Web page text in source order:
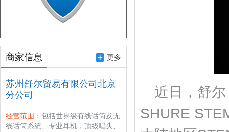
商家信息 更多
苏州舒尔贸易有限公司北京
分公司
经营范围： 包括世界级有线话筒及无
线话筒系统、专业耳机，顶级唱头、
近日，舒
SHURE